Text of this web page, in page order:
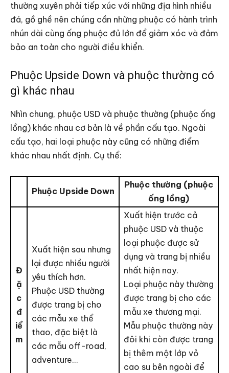
thường xuyên phải tiếp xúc với những địa hình nhiều
đá, gồ ghề nên chúng cần những phuộc có hành trình
nhún dài cùng ống phuộc đủ lớn để giảm xóc và đảm
bảo an toàn cho người điều khiển.
Phuộc Upside Down và phuộc thường có
gì khác nhau
Nhìn chung, phuộc USD và phuộc thường (phuộc ống
lồng) khác nhau cơ bản là về phần cấu tạo. Ngoài
cấu tạo, hai loại phuộc này cũng có những điểm
khác nhau nhất định. Cụ thể:
Phuộc Upside Down
Phuộc thường (phuộc
ống lồng)
Đ
ặ
c
đ
iể
m
Xuất hiện sau nhưng
lại được nhiều người
yêu thích hơn.
Phuộc USD thường
được trang bị cho
các mẫu xe thể
thao, đặc biệt là
các mẫu off-road,
adventure…
Xuất hiện trước cả
phuộc USD và thuộc
loại phuộc được sử
dụng và trang bị nhiều
nhất hiện nay.
Loại phuộc này thường
được trang bị cho các
mẫu xe thương mại.
Mẫu phuộc thường này
đôi khi còn được trang
bị thêm một lớp vỏ
cao su bên ngoài để